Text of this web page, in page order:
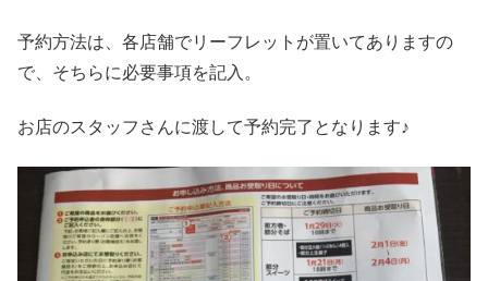
予約方法は、各店舗でリーフレットが置いてありますの
で、そちらに必要事項を記入。
お店のスタッフさんに渡して予約完了となります♪